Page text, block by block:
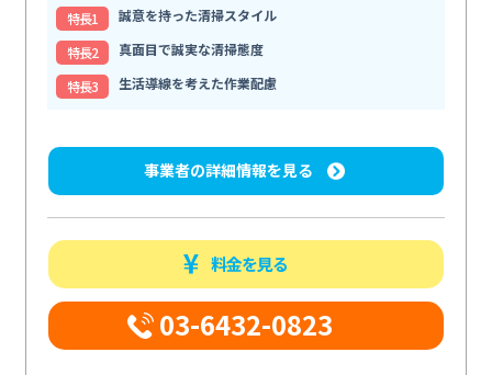
特⻑1
誠意を持った清掃スタイル
特⻑2
真面目で誠実な清掃態度
特⻑3
生活導線を考えた作業配慮
事業者の詳細情報を見る
料金を見る
03-6432-0823